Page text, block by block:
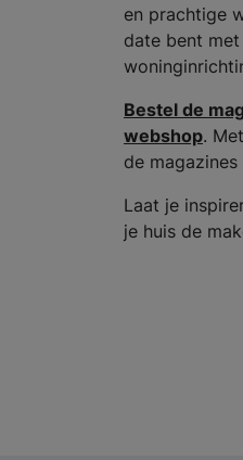
en prachtige
date bent
Bestel de
webshop.
de magazines
Laat je
je huis de